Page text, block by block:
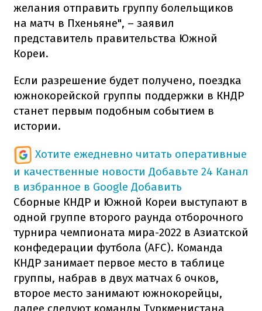
желания отправить группу болельщиков
на матч в Пхеньяне", – заявил
представитель правительства Южной
Кореи.
Если разрешение будет получено, поездка
южнокорейской группы поддержки в КНДР
станет первым подобным событием в
истории.
Хотите ежедневно читать оперативные
и качественные новости Добавьте 24 Канал
в избранное в Google Добавить
Сборные КНДР и Южной Кореи выступают в
одной группе второго раунда отборочного
турнира чемпионата мира-2022 в Азиатской
конфедерации футбола (AFC). Команда
КНДР занимает первое место в таблице
группы, набрав в двух матчах 6 очков,
второе место занимают южнокорейцы,
далее следуют команды Туркменистана